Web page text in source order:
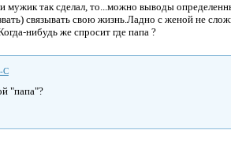
мужик так сделал, то...можно выводы
связывать свою жизнь.Ладно с женой не
нибудь же спросит где папа ?
С
"папа"?